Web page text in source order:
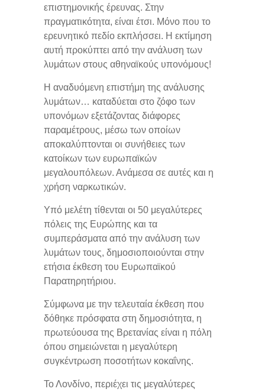
επιστημονικής έρευνας. Στην
πραγματικότητα, είναι έτσι. Μόνο που το
ερευνητικό πεδίο εκπλήσσει. Η εκτίμηση
αυτή προκύπτει από την ανάλυση των
λυμάτων στους αθηναϊκούς υπονόμους!
Η αναδυόμενη επιστήμη της ανάλυσης
λυμάτων… καταδύεται στο ζόφο των
υπονόμων εξετάζοντας διάφορες
παραμέτρους, μέσω των οποίων
αποκαλύπτονται οι συνήθειες των
κατοίκων των ευρωπαϊκών
μεγαλουπόλεων. Ανάμεσα σε αυτές και η
χρήση ναρκωτικών.
Υπό μελέτη τίθενται οι 50 μεγαλύτερες
πόλεις της Ευρώπης και τα
συμπεράσματα από την ανάλυση των
λυμάτων τους, δημοσιοποιούνται στην
ετήσια έκθεση του Ευρωπαϊκού
Παρατηρητήριου.
Σύμφωνα με την τελευταία έκθεση που
δόθηκε πρόσφατα στη δημοσιότητα, η
πρωτεύουσα της Βρετανίας είναι η πόλη
όπου σημειώνεται η μεγαλύτερη
συγκέντρωση ποσοτήτων κοκαΐνης.
Το Λονδίνο, περιέχει τις μεγαλύτερες